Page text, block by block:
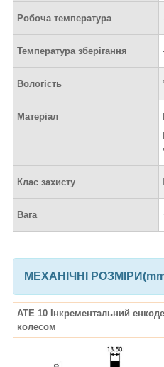
Робоча температура
Температура зберігання
Вологість
Матеріал
Клас захисту
Вага
МЕХАНІЧНІ
ATE 10 Інкрементальний
колесом